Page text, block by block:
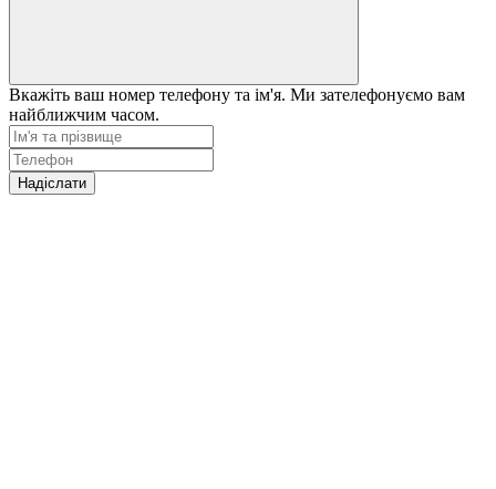
Вкажіть ваш номер телефону та ім'я. Ми зателефонуємо вам
найближчим часом.
Надіслати